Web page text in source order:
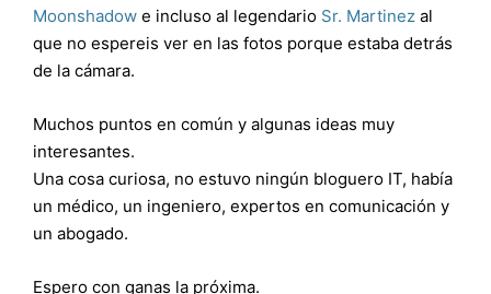
Moonshadow e incluso al legendario Sr. Martinez al
que no espereis ver en las fotos porque estaba detrás
de la cámara.
Muchos puntos en común y algunas ideas muy
interesantes.
Una cosa curiosa, no estuvo ningún bloguero IT, había
un médico, un ingeniero, expertos en comunicación y
un abogado.
Espero con ganas la próxima.